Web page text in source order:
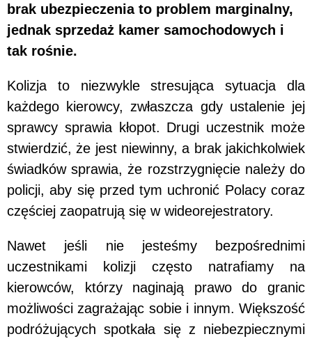
brak ubezpieczenia to problem marginalny,
jednak sprzedaż kamer samochodowych i
tak rośnie.
Kolizja to niezwykle stresująca sytuacja dla
każdego kierowcy, zwłaszcza gdy ustalenie jej
sprawcy sprawia kłopot. Drugi uczestnik może
stwierdzić, że jest niewinny, a brak jakichkolwiek
świadków sprawia, że rozstrzygnięcie należy do
policji, aby się przed tym uchronić Polacy coraz
częściej zaopatrują się w wideorejestratory.
Nawet jeśli nie jesteśmy bezpośrednimi
uczestnikami kolizji często natrafiamy na
kierowców, którzy naginają prawo do granic
możliwości zagrażając sobie i innym. Większość
podróżujących spotkała się z niebezpiecznymi